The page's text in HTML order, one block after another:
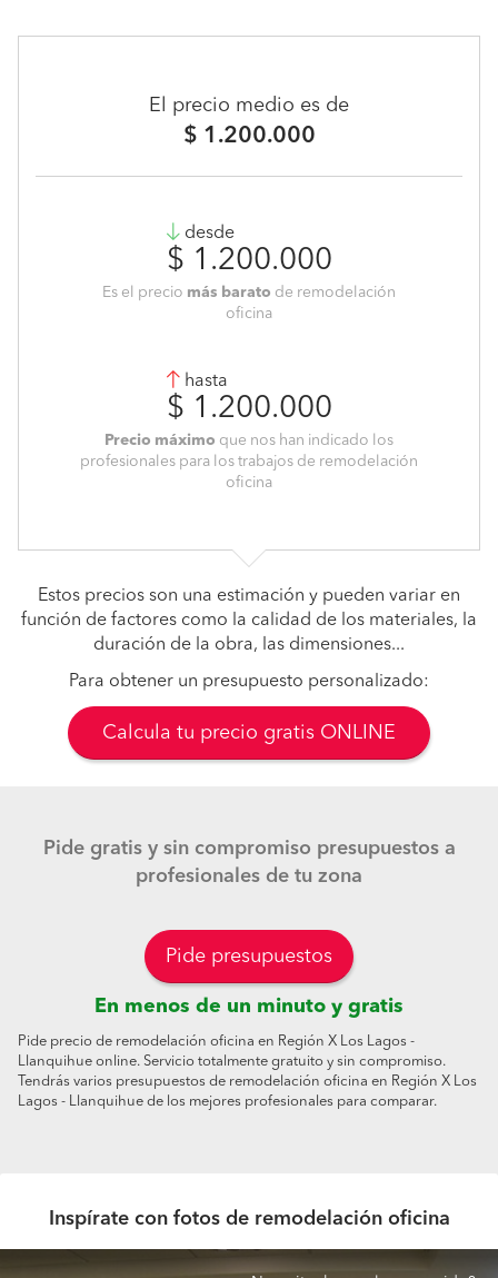
El precio medio es de
$ 1.200.000
desde
$ 1.200.000
Es el precio más barato de remodelación
oficina
hasta
$ 1.200.000
Precio máximo que nos han indicado los
profesionales para los trabajos de remodelación
oficina
Estos precios son una estimación y pueden variar en
función de factores como la calidad de los materiales, la
duración de la obra, las dimensiones...
Para obtener un presupuesto personalizado:
Calcula tu precio gratis ONLINE
Pide gratis y sin compromiso presupuestos a
profesionales de tu zona
Pide presupuestos
En menos de un minuto y gratis
Pide precio de remodelación oficina en Región X Los Lagos -
Llanquihue online. Servicio totalmente gratuito y sin compromiso.
Tendrás varios presupuestos de remodelación oficina en Región X Los
Lagos - Llanquihue de los mejores profesionales para comparar.
Inspírate con fotos de remodelación oficina